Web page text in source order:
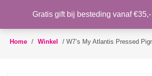
Toggle
WENSLIJST
Home / Winkel / W7’s My Atlantis Pressed
Gratis gift bij besteding vanaf €35,-